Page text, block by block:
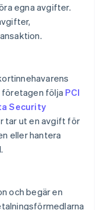
egna avgifter.
följa PCI
Security
tar ut en avgift för
eller hantera
och begär en